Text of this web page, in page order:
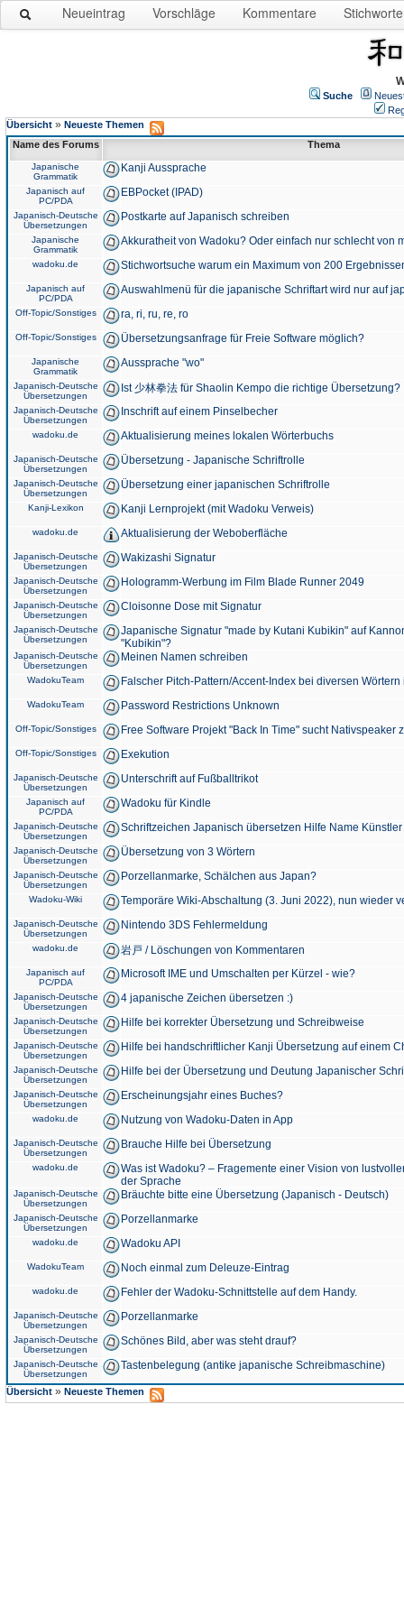
Neueintrag Vorschläge Kommentare Stichworte
Suche
Übersicht » Neueste Themen
Name des Forums
Thema
Japanische
Grammatik
Kanji Aussprache
Japanisch auf
PC/PDA
EBPocket (IPAD)
Japanisch-Deutsche
Übersetzungen
Postkarte auf Japanisch schreiben
Japanische
Grammatik
Akkuratheit von Wadoku? Oder einfach nur schlecht von
wadoku.de Stichwortsuche warum ein Maximum von 200
Japanisch auf
PC/PDA
Auswahlmenü für die japanische Schriftart wird nur auf
Off-Topic/Sonstiges ra, ri, ru, re, ro
Off-Topic/Sonstiges Übersetzungsanfrage für Freie Software möglich?
Japanische
Grammatik
Aussprache "wo"
Japanisch-Deutsche
Übersetzungen
Ist 少林拳法 für Shaolin Kempo die richtige Übersetzung?
Japanisch-Deutsche
Übersetzungen
Inschrift auf einem Pinselbecher
wadoku.de Aktualisierung meines lokalen Wörterbuchs
Japanisch-Deutsche
Übersetzungen
Übersetzung - Japanische Schriftrolle
Japanisch-Deutsche
Übersetzungen
Übersetzung einer japanischen Schriftrolle
Kanji-Lexikon Kanji Lernprojekt (mit Wadoku Verweis)
wadoku.de Aktualisierung der Weboberfläche
Japanisch-Deutsche
Übersetzungen
Wakizashi Signatur
Japanisch-Deutsche
Übersetzungen
Hologramm-Werbung im Film Blade Runner 2049
Japanisch-Deutsche
Übersetzungen
Cloisonne Dose mit Signatur
Japanisch-Deutsche
Übersetzungen
Japanische Signatur "made by Kutani Kubikin" auf
"Kubikin"?
Japanisch-Deutsche
Übersetzungen
Meinen Namen schreiben
WadokuTeam Falscher Pitch-Pattern/Accent-Index bei diversen
WadokuTeam Password Restrictions Unknown
Off-Topic/Sonstiges Free Software Projekt "Back In Time" sucht Nativspeaker
Off-Topic/Sonstiges Exekution
Japanisch-Deutsche
Übersetzungen
Unterschrift auf Fußballtrikot
Japanisch auf
PC/PDA
Wadoku für Kindle
Japanisch-Deutsche
Übersetzungen
Schriftzeichen Japanisch übersetzen Hilfe Name
Japanisch-Deutsche
Übersetzungen
Übersetzung von 3 Wörtern
Japanisch-Deutsche
Übersetzungen
Porzellanmarke, Schälchen aus Japan?
Wadoku-Wiki Temporäre Wiki-Abschaltung (3. Juni 2022), nun wieder
Japanisch-Deutsche
Übersetzungen
Nintendo 3DS Fehlermeldung
wadoku.de 岩戸 / Löschungen von Kommentaren
Japanisch auf
PC/PDA
Microsoft IME und Umschalten per Kürzel - wie?
Japanisch-Deutsche
Übersetzungen
4 japanische Zeichen übersetzen :)
Japanisch-Deutsche
Übersetzungen
Hilfe bei korrekter Übersetzung und Schreibweise
Japanisch-Deutsche
Übersetzungen
Hilfe bei handschriftlicher Kanji Übersetzung auf einem
Japanisch-Deutsche
Übersetzungen
Hilfe bei der Übersetzung und Deutung Japanischer
Japanisch-Deutsche
Übersetzungen
Erscheinungsjahr eines Buches?
wadoku.de Nutzung von Wadoku-Daten in App
Japanisch-Deutsche
Übersetzungen
Brauche Hilfe bei Übersetzung
wadoku.de
Was ist Wadoku? – Fragemente einer Vision von
der Sprache
Japanisch-Deutsche
Übersetzungen
Bräuchte bitte eine Übersetzung (Japanisch - Deutsch)
Japanisch-Deutsche
Übersetzungen
Porzellanmarke
wadoku.de Wadoku API
WadokuTeam Noch einmal zum Deleuze-Eintrag
wadoku.de Fehler der Wadoku-Schnittstelle auf dem Handy.
Japanisch-Deutsche
Übersetzungen
Porzellanmarke
Japanisch-Deutsche
Übersetzungen
Schönes Bild, aber was steht drauf?
Japanisch-Deutsche
Übersetzungen
Tastenbelegung (antike japanische Schreibmaschine)
Übersicht » Neueste Themen